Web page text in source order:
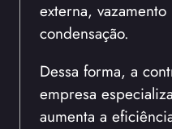
externa,
condensação.
Dessa forma, a
empresa
aumenta a